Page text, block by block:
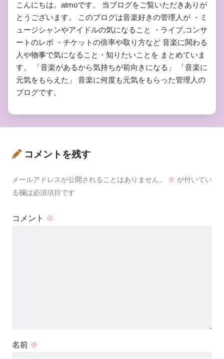
こんにちは。atmoです。 当ブログをご覧いただきありが
とうございます。 このブログは音楽好きの管理人が ・ミ
ュージシャンやアイドルの気になること ・ライブ,コンサ
ートのレポ ・チケットの倍率や取り方など 音楽に関わる
人や物事で気になること・知りたいことを まとめていま
す。 「音楽があるから気持ちが前向きになる」 「音楽に
元気をもらえた」 音楽に何度も元気をもらった管理人の
ブログです。
コメントを残す
メールアドレスが公開されることはありません。 ※ が付いてい
る欄は必須項目です
コメント ※
名前 ※